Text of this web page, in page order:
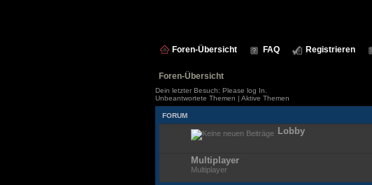
Foren-Übersicht FAQ Registrieren
Foren-Übersicht
Dein letzter Besuch: Please log In.
Unbeantwortete Themen | Aktive Themen
FORUM
Lobby
Multiplayer
Multiplayer